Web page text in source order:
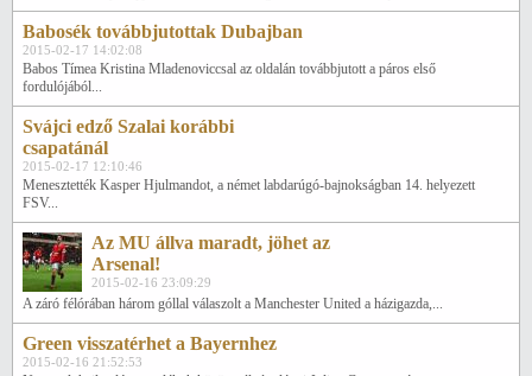
Babosék továbbjutottak Dubajban
2015-02-17 14:02:08
Babos Tímea Kristina Mladenoviccsal az oldalán továbbjutott a páros első
fordulójából...
Svájci edző Szalai korábbi
csapatánál
2015-02-17 12:10:46
Menesztették Kasper Hjulmandot, a német labdarúgó-bajnokságban 14. helyezett
FSV...
Az MU állva maradt, jöhet az
Arsenal!
2015-02-16 23:09:29
A záró félórában három góllal válaszolt a Manchester United a házigazda,...
Green visszatérhet a Bayernhez
2015-02-16 21:52:53